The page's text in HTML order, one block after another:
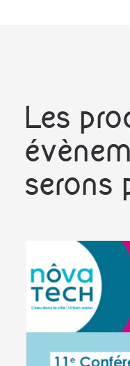
Les
serons